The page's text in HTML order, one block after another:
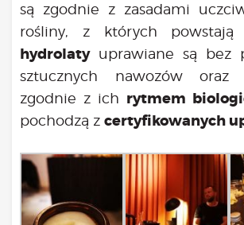
są zgodnie z zasadami
rośliny, z których powstają
hydrolatyuprawiane są bez
sztucznych nawozów oraz
zgodnie z ich rytmem
pochodzą z certyfikowanych